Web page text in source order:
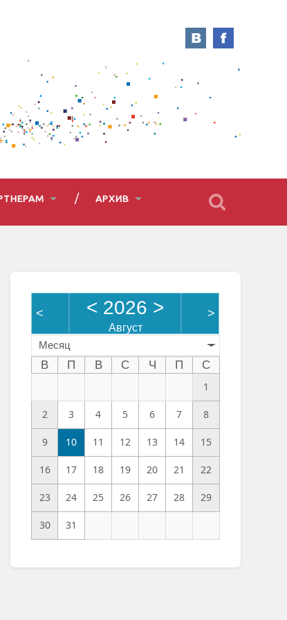
АРХИВ
< < 2026 >
Август
>
Месяц
В П В С Ч П
С
1
2 3 4 5 6 7 8
9 10 11 12 13 14 15
16 17 18 19 20 21 22
23 24 25 26 27 28 29
30 31